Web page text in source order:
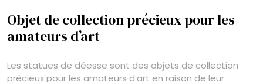
Objet de collection précieux pour les
amateurs d’art
Les statues de déesse sont des objets de collection
précieux pour les amateurs d’art en raison de leur